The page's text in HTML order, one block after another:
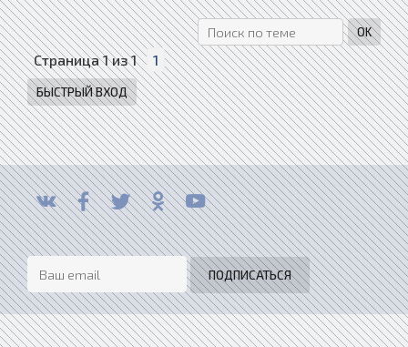
Страница1из1 1